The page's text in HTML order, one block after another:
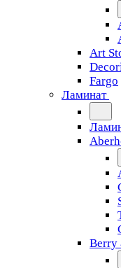
Art
Fargo
Ламинат
Berry